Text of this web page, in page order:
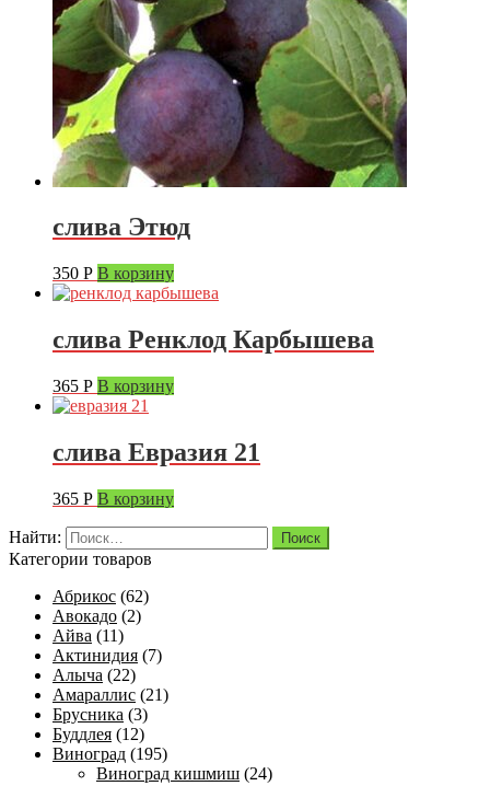
слива Этюд
350 Р В корзину
слива Ренклод Карбышева
365 Р В корзину
слива Евразия 21
365 Р В корзину
Найти:
Категории товаров
Абрикос (62)
Авокадо (2)
Айва (11)
Актинидия (7)
Алыча (22)
Амараллис (21)
Брусника (3)
Буддлея (12)
Виноград (195)
Виноград кишмиш (24)